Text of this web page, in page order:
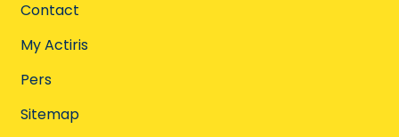
Contact
My Actiris
Pers
Sitemap